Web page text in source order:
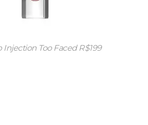
Injection Too Faced R$199